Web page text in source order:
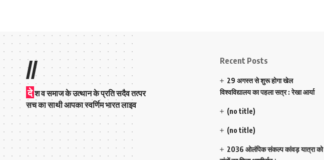
//
दे श व समाज के उत्थान के प्रति सदैव तत्पर
सच का साथी आपका स्वर्णिम भारत लाइव
Recent Posts
29 अगस्त से शुरू होगा खेल
विश्वविद्यालय का पहला सत्र : रेखा आर्या
(no title)
(no title)
2036 ओलंपिक संकल्प कांवड़ यात्रा को